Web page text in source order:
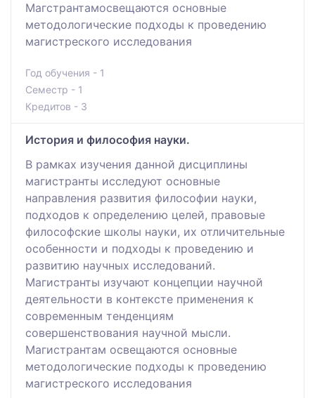
Магстрантамосвещаются основные
методологические подходы к проведению
магистреского исследования
Год обучения - 1
Семестр - 1
Кредитов - 3
История и философия науки.
В рамках изучения данной дисциплины
магистранты исследуют основные
направления развития философии науки,
подходов к определению целей, правовые
философские школы науки, их отличительные
особенности и подходы к проведению и
развитию научных исследований.
Магистранты изучают концепции научной
деятельности в контексте применения к
современным тенденциям
совершенствования научной мысли.
Магистрантам освещаются основные
методологические подходы к проведению
магистреского исследования